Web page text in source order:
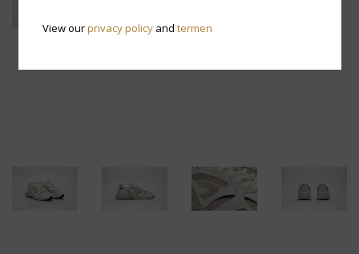
View ourprivacy policyand termen